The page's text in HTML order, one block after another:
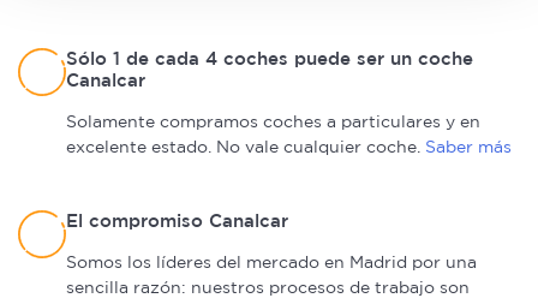
consentimiento en cualquier momento en la Declaración
de cookies.
Las cookies de este sitio web se usan para personalizar
información sobre el uso que haga del sitio web con
nuestros partners de redes sociales, publicidad y análisis
web, quienes pueden combinarla con otra información
Sólo 1 de cada 4 coches puede ser un coche
Canalcar
Solamente compramos coches a particulares y en
excelente estado. No vale cualquier coche. Saber más
El compromiso Canalcar
Somos los líderes del mercado en Madrid por una
sencilla razón: nuestros procesos de trabajo son